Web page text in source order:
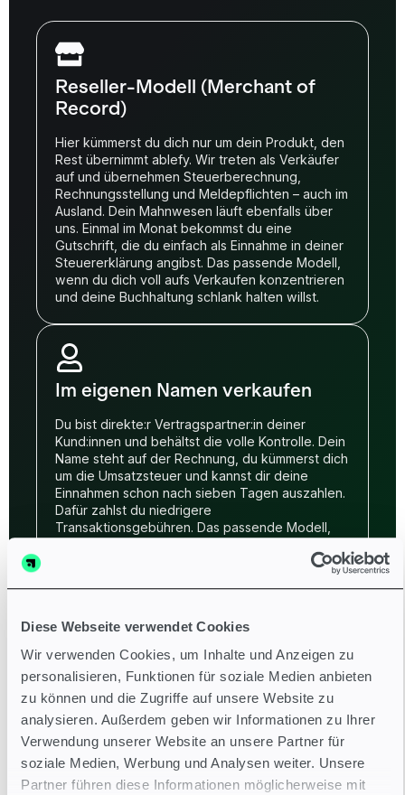
Diese Webseite verwendet Cookies
Wir verwenden Cookies, um Inhalte und Anzeigen zu
personalisieren, Funktionen für soziale Medien anbieten
zu können und die Zugriffe auf unsere Website zu
analysieren. Außerdem geben wir Informationen zu Ihrer
Verwendung unserer Website an unsere Partner für
soziale Medien, Werbung und Analysen weiter. Unsere
Partner führen diese Informationen möglicherweise mit
Reseller-Modell (Merchant of
Record)
Hier kümmerst du dich nur um dein Produkt, den
Rest übernimmt ablefy. Wir treten als Verkäufer
auf und übernehmen Steuerberechnung,
Rechnungsstellung und Meldepflichten – auch im
Ausland. Dein Mahnwesen läuft ebenfalls über
uns. Einmal im Monat bekommst du eine
Gutschrift, die du einfach als Einnahme in deiner
Steuererklärung angibst. Das passende Modell,
wenn du dich voll aufs Verkaufen konzentrieren
und deine Buchhaltung schlank halten willst.
Im eigenen Namen verkaufen
Du bist direkte:r Vertragspartner:in deiner
Kund:innen und behältst die volle Kontrolle. Dein
Name steht auf der Rechnung, du kümmerst dich
um die Umsatzsteuer und kannst dir deine
Einnahmen schon nach sieben Tagen auszahlen.
Dafür zahlst du niedrigere
Transaktionsgebühren. Das passende Modell,
Kostenlos testen
ablefy Preise & Pläne
Gebaut, damit sich dein